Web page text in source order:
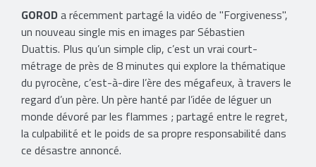
GORODa récemment partagé la vidéo de "Forgiveness",
un nouveau single mis en images par Sébastien
Duattis. Plus qu’un simple clip, c’est un vrai court-
métrage de près de 8 minutes qui explore la thématique
du pyrocène, c’est-à-dire l’ère des mégafeux, à travers le
regard d’un père. Un père hanté par l’idée de léguer un
monde dévoré par les flammes ; partagé entre le regret,
la culpabilité et le poids de sa propre responsabilité dans
ce désastre annoncé.